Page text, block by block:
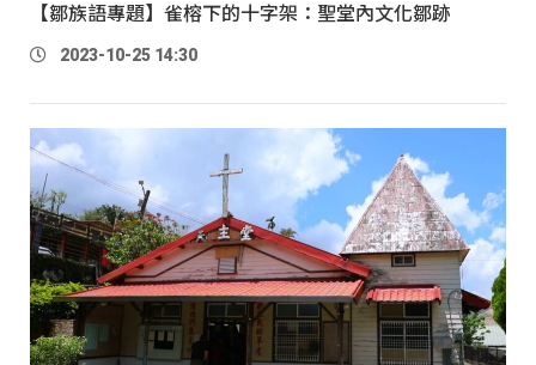
【鄒族語專題】雀榕下的十字架：聖堂內文化鄒跡
2023-10-25 14:30